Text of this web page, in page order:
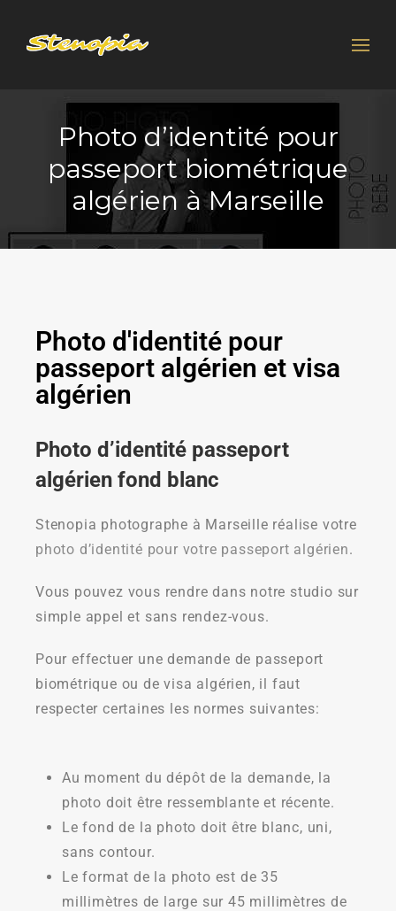
Photo d’identité pour
passeport biométrique
algérien à Marseille
Photo d'identité pour
passeport algérien et visa
algérien
Photo d’identité passeport
algérien fond blanc
Stenopia photographe à Marseille réalise votre
photo d’identité pour votre passeport algérien.
Vous pouvez vous rendre dans notre studio sur
simple appel et sans rendez-vous.
Pour effectuer une demande de passeport
biométrique ou de visa algérien, il faut
respecter certaines les normes suivantes:
Au moment du dépôt de la demande, la
photo doit être ressemblante et récente.
Le fond de la photo doit être blanc, uni,
sans contour.
Le format de la photo est de 35
millimètres de large sur 45 millimètres de